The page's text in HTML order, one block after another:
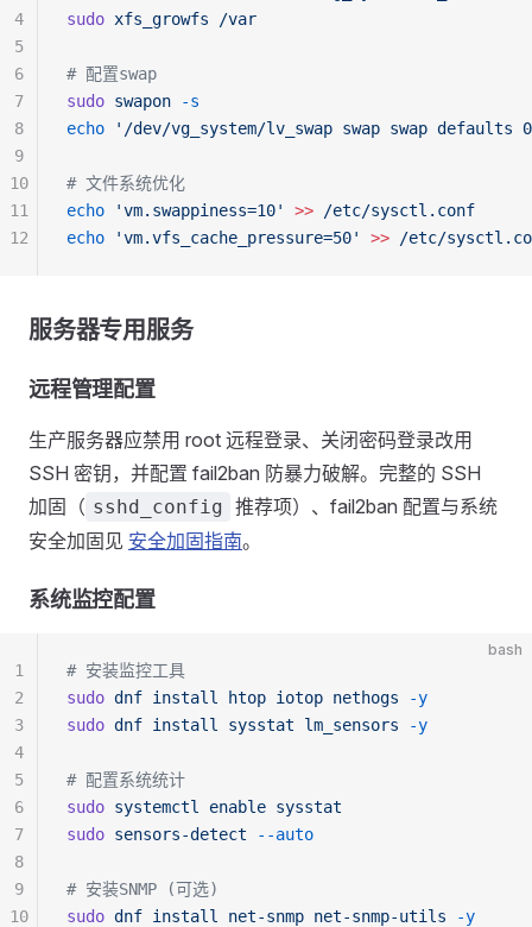
sudo xfs_growfs /var
# 配置swap
sudo swapon -s
echo '/dev/vg_system/lv_swap swap swap defaults
# 文件系统优化
echo 'vm.swappiness=10' >> /etc/sysctl.conf
echo 'vm.vfs_cache_pressure=50' >> /etc/
4
5
6
7
8
9
10
11
12
服务器专用服务
远程管理配置
生产服务器应禁用 root 远程登录、关闭密码登录改用
SSH 密钥，并配置 fail2ban 防暴力破解。完整的 SSH
加固（ sshd_config 推荐项）、fail2ban 配置与系统
安全加固见 安全加固指南。
系统监控配置
bash
# 安装监控工具
sudo dnf install htop iotop nethogs -y
sudo dnf install sysstat lm_sensors -y
# 配置系统统计
sudo systemctl enable sysstat
sudo sensors-detect --auto
# 安装SNMP (可选)
sudo dnf install net-snmp net-snmp-utils -y
1
2
3
4
5
6
7
8
9
10